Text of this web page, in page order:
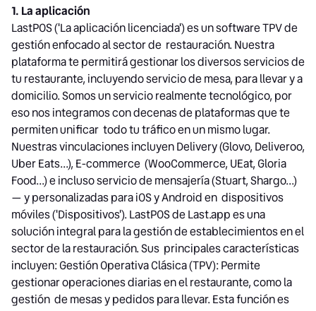
1. La aplicación
LastPOS ('La aplicación licenciada') es un software TPV de
gestión enfocado al sector de restauración. Nuestra
plataforma te permitirá gestionar los diversos servicios de
tu restaurante, incluyendo servicio de mesa, para llevar y a
domicilio. Somos un servicio realmente tecnológico, por
eso nos integramos con decenas de plataformas que te
permiten unificar todo tu tráfico en un mismo lugar.
Nuestras vinculaciones incluyen Delivery (Glovo, Deliveroo,
Uber Eats...), E-commerce (WooCommerce, UEat, Gloria
Food...) e incluso servicio de mensajería (Stuart, Shargo...)
— y personalizadas para iOS y Android en dispositivos
móviles ('Dispositivos'). LastPOS de Last.app es una
solución integral para la gestión de establecimientos en el
sector de la restauración. Sus principales características
incluyen: Gestión Operativa Clásica (TPV): Permite
gestionar operaciones diarias en el restaurante, como la
gestión de mesas y pedidos para llevar. Esta función es